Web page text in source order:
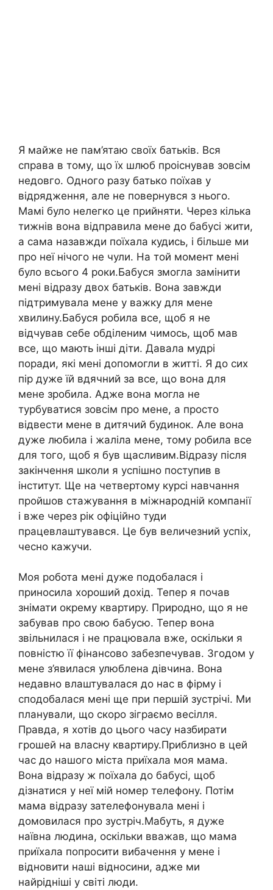
Я майже не пам’ятаю своїх батьків. Вся
справа в тому, що їх шлюб проіснував зовсім
недовго. Одного разу батько поїхав у
відрядження, але не повернувся з нього.
Мамі було нелегко це прийняти. Через кілька
тижнів вона відправила мене до бабусі жити,
а сама назавжди поїхала кудись, і більше ми
про неї нічого не чули. На той момент мені
було всього 4 роки.Бабуся змогла замінити
мені відразу двох батьків. Вона завжди
підтримувала мене у важку для мене
хвилину.Бабуся робила все, щоб я не
відчував себе обділеним чимось, щоб мав
все, що мають інші діти. Давала мудрі
поради, які мені допомогли в житті. Я до сих
пір дуже їй вдячний за все, що вона для
мене зробила. Адже вона могла не
турбуватися зовсім про мене, а просто
відвести мене в дитячий будинок. Але вона
дуже любила і жаліла мене, тому робила все
для того, щоб я був щасливим.Відразу після
закінчення школи я успішно поступив в
інститут. Ще на четвертому курсі навчання
пройшов стажування в міжнародній компанії
і вже через рік офіційно туди
працевлаштувався. Це був величезний успіх,
чесно кажучи.
Моя робота мені дуже подобалася і
приносила хороший дохід. Тепер я почав
знімати окрему квартиру. Природно, що я не
забував про свою бабусю. Тепер вона
звільнилася і не працювала вже, оскільки я
повністю її фінансово забезпечував. Згодом у
мене з’явилася улюблена дівчина. Вона
недавно влаштувалася до нас в фірму і
сподобалася мені ще при першій зустрічі. Ми
планували, що скоро зіграємо весілля.
Правда, я хотів до цього часу назбирати
грошей на власну квартиру.Приблизно в цей
час до нашого міста приїхала моя мама.
Вона відразу ж поїхала до бабусі, щоб
дізнатися у неї мій номер телефону. Потім
мама відразу зателефонувала мені і
домовилася про зустріч.Мабуть, я дуже
наївна людина, оскільки вважав, що мама
приїхала попросити вибачення у мене і
відновити наші відносини, адже ми
найрідніші у світі люди.